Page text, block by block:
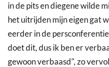
in de pits en diegene wilde
het uitrijden mijn eigen gat
eerder in de
doet dit, dus ik ben er
gewoon verbaasd", zo